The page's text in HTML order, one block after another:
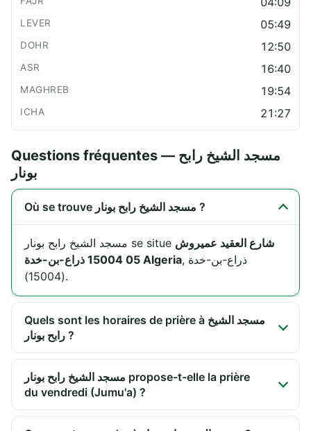
05:49
12:50
16:40
19:54
21:27
Questions fréquentes — مسجد الشيخ رابح
بونار
Où se trouve مسجد الشيخ رابح بونار ?
مسجد الشيخ رابح بونار se situe شارع العقيد عميروش
05 15004 ذراع-بن-خدة Algeria, ذراع-بن-خدة
(15004).
Quels sont les horaires de prière à مسجد الشيخ
رابح بونار ?
مسجد الشيخ رابح بونار propose-t-elle la prière
du vendredi (Jumu'a) ?